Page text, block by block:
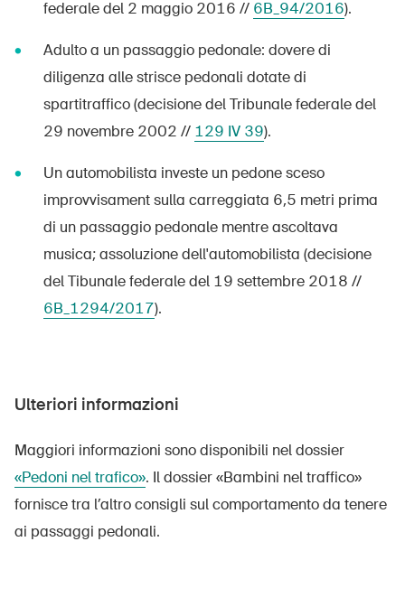
federale del 2 maggio 2016 // 6B_94/2016).
Adulto a un passaggio pedonale: dovere di
diligenza alle strisce pedonali dotate di
spartitraffico (decisione del Tribunale federale del
29 novembre 2002 // 129 IV 39).
Un automobilista investe un pedone sceso
improvvisament sulla carreggiata 6,5 metri prima
di un passaggio pedonale mentre ascoltava
musica; assoluzione dell'automobilista (decisione
del Tibunale federale del 19 settembre 2018 //
6B_1294/2017).
Ulteriori informazioni
Maggiori informazioni sono disponibili nel dossier
«Pedoni nel trafico». Il dossier «Bambini nel traffico»
fornisce tra l’altro consigli sul comportamento da tenere
ai passaggi pedonali.